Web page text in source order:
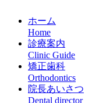
ホーム
Home
診療案内
Clinic Guide
矯正歯科
Orthodontics
院長あいさつ
Dental director